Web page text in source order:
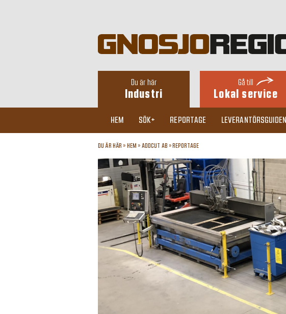
Du är här
Industri
Gå till
Lokal service
HEM SÖK+ REPORTAGE LEVERANTÖRSGUIDEN
DU ÄR HÄR » HEM » ADDCUT AB » REPORTAGE